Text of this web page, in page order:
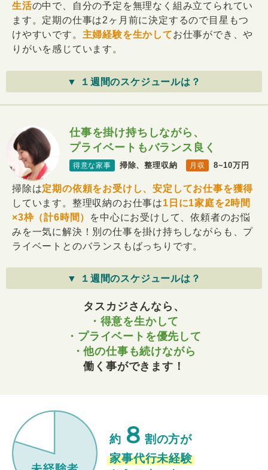
生活の中で、自分の予定を無理なく組み立てられてい
ます。定期の仕事は2ヶ月前に決定するので目星もつ
けやすいです。 主婦経験を生かしてお仕事ができ、や
りがいを感じています。
▼ １週間のスケジュールは？
仕事を掛け持ちしながら、
プライベートもバランス良く
得意な家事 掃除、整理収納 月収 8~10万円
掃除は定期の依頼をお受けし、安定してお仕事を獲得
しています。整理収納のお仕事は1日に1家庭を2時間
×3枠（計6時間）
を中心にお受けして、依頼者のお悩
みを一気に解決！別の仕事を掛け持ちしながらも、プ
ライベートとのバランスもばっちりです。
▼ １週間のスケジュールは？
タスカジさんなら、
・得意を生かして
・プライベートを優先して
・他の仕事も続けながら
働く事ができます！
約 ８ 割の方が
家事代行未経験